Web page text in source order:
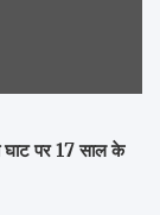
घाट पर 17 साल के